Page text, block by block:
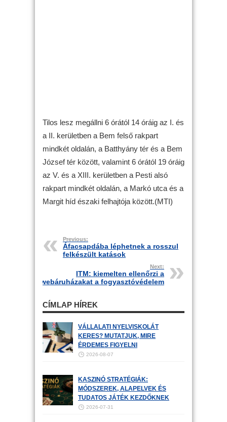
Tilos lesz megállni 6 órától 14 óráig az I. és
a II. kerületben a Bem felső rakpart
mindkét oldalán, a Batthyány tér és a Bem
József tér között, valamint 6 órától 19 óráig
az V. és a XIII. kerületben a Pesti alsó
rakpart mindkét oldalán, a Markó utca és a
Margit híd északi felhajtója között.(MTI)
Previous:
Áfacsapdába léphetnek a rosszul
felkészült katások
Next:
ITM: kiemelten ellenőrzi a
webáruházakat a fogyasztóvédelem
CÍMLAP HÍREK
VÁLLALATI NYELVISKOLÁT
KERES? MUTATJUK, MIRE
ÉRDEMES FIGYELNI
2026-08-07
KASZINÓ STRATÉGIÁK:
MÓDSZEREK, ALAPELVEK ÉS
TUDATOS JÁTÉK KEZDŐKNEK
2026-07-31